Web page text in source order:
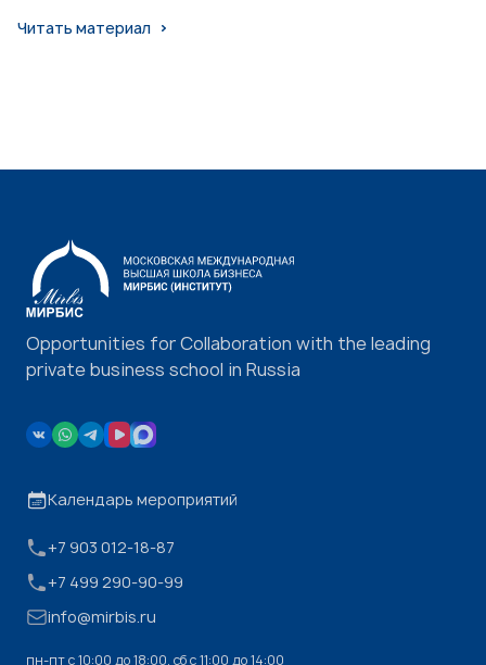
Читать материал
Opportunities for Collaboration with the leading
private business school in Russia
Календарь мероприятий
+7 903 012-18-87
+7 499 290-90-99
info@mirbis.ru
пн-пт с 10:00 до 18:00, cб с 11:00 до 14:00